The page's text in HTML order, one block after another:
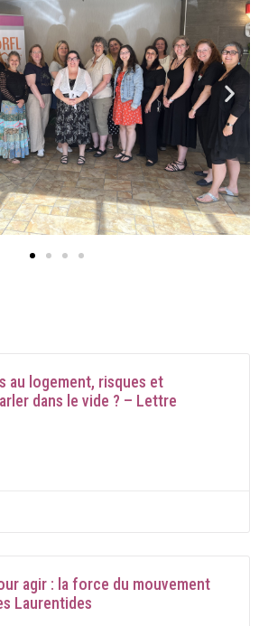
au logement, risques et
dans le vide ? – Lettre
agir : la force du mouvement
Laurentides